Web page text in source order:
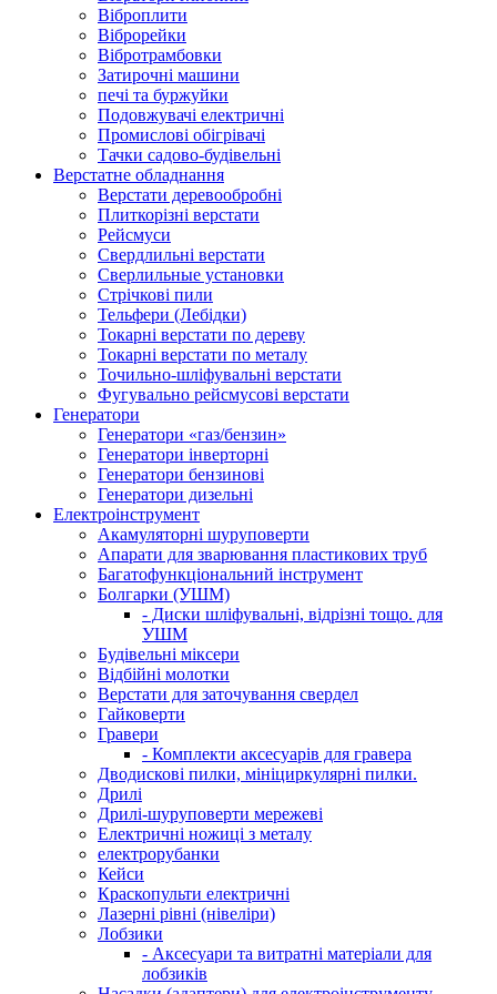
Віброплити
Віброрейки
Вібротрамбовки
Затирочні машини
печі та буржуйки
Подовжувачі електричні
Промислові обігрівачі
Тачки садово-будівельні
Верстатне обладнання
Верстати деревообробні
Плиткорізні верстати
Рейсмуси
Свердлильні верстати
Сверлильные установки
Стрічкові пили
Тельфери (Лебідки)
Токарні верстати по дереву
Токарні верстати по металу
Точильно-шліфувальні верстати
Фугувально рейсмусові верстати
Генератори
Генератори «газ/бензин»
Генератори інверторні
Генератори бензинові
Генератори дизельні
Електроінструмент
Акамуляторні шуруповерти
Апарати для зварювання пластикових труб
Багатофункціональний інструмент
Болгарки (УШМ)
- Диски шліфувальні, відрізні тощо. для
УШМ
Будівельні міксери
Відбійні молотки
Верстати для заточування свердел
Гайковерти
Гравери
- Комплекти аксесуарів для гравера
Дводискові пилки, мініциркулярні пилки.
Дрилі
Дрилі-шуруповерти мережеві
Електричні ножиці з металу
електрорубанки
Кейси
Краскопульти електричні
Лазерні рівні (нівеліри)
Лобзики
- Аксесуари та витратні матеріали для
лобзиків